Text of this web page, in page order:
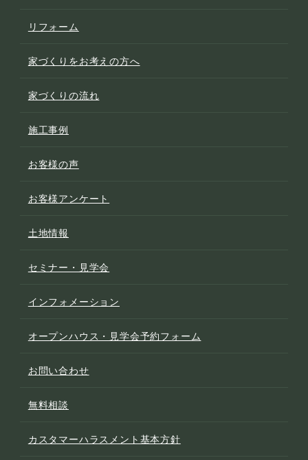
リフォーム
家づくりをお考えの方へ
家づくりの流れ
施工事例
お客様の声
お客様アンケート
土地情報
セミナー・見学会
インフォメーション
オープンハウス・見学会予約フォーム
お問い合わせ
無料相談
カスタマーハラスメント基本方針